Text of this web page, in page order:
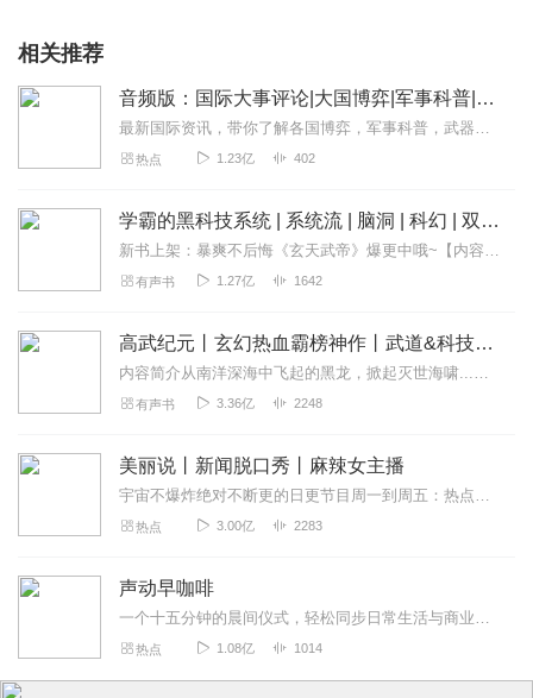
怎么不更了呢 挺好的呀
2022-02-17
听友257334348
:::::::::::::::::::::::::::::::::::::::::::::::::::::::::::::::::::::::::::::::::::::::::::::
:::::::::::::::::::::::::::::::::::::::::::::::::::::::::::::::::::::::::::::::::::::::::::::
:::::::::::::::::::::
老丁_g0
消费电子产品的评论偏于八卦，不严谨。
相关推荐
音频版：国际大事评论|大国博弈|军事科普|科技讲解
最新国际资讯，带你了解各国博弈，军事科普，武器博览。本专辑为听风的蚕原创专辑，本专辑将为您介绍军事科普和国际动态和热点大事，通过独家解读，为您理清热点之下的脉络...
热点 1.23亿 402
学霸的黑科技系统 | 系统流 | 脑洞 | 科幻 | 双播
新书上架：暴爽不后悔《玄天武帝》爆更中哦~【内容简介】“系统，积分能兑钱吗？”“不能。”“干，那我要你何用！”“本系统能让你当上学爸，全人类爸爸的爸，你还要钱有...
有声书 1.27亿 1642
高武纪元丨玄幻热血霸榜神作丨武道&科技丨暴力斩神丨紫襟剧社制作 | 多人有声剧
内容简介从南洋深海中飞起的黑龙，掀起灭世海啸...火焰魔灵毁灭一座座钢筋水泥城市，于核爆中心安然离去...域外神明试图统治整片星海...这是人类科技高度发...
有声书 3.36亿 2248
美丽说丨新闻脱口秀丨麻辣女主播
宇宙不爆炸绝对不断更的日更节目周一到周五：热点新闻一锅端周末：听众投稿话题探讨随便闲聊>>>不知道怎么进主播橱窗购买零食的点击我哟，点我点我！<<<马栏山...
热点 3.00亿 2283
声动早咖啡
一个十五分钟的晨间仪式，轻松同步日常生活与商业世界。这是一档由声动活泼出品的清晨播客节目，在工作日的早晨，为你带来与日常生活息息相关的商业科技轻解读，开启能量满...
热点 1.08亿 1014